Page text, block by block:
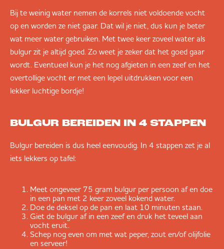
Bij te weinig water nemen de korrels niet voldoende vocht
op en worden ze niet gaar. Dat wil je niet, dus kun je beter
wat meer water gebruiken. Met twee keer zoveel water als
bulgur zit je altijd goed. Zo weet je zeker dat het goed gaar
wordt. Eventueel kun je het nog afgieten in een zeef en het
overtollige vocht er met een lepel uitdrukken voor een
lekker luchtige bordje!
BULGUR BEREIDEN IN 4 STAPPEN
Bulgur bereiden is dus heel eenvoudig. In 4 stappen zet je al
iets lekkers op tafel:
Meet ongeveer 75 gram bulgur per persoon af en doe
in een pan met 2 keer zoveel kokend water.
Doe de deksel op de pan en laat 10 minuten staan.
Giet de bulgur af in een zeef en druk het teveel aan
vocht eruit.
Schep nog even om met wat peper, zout en/of olijfolie
en serveer!